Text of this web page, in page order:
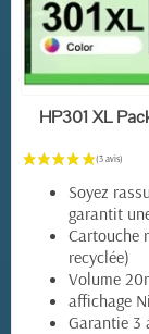
HP301 XL
Soyez
garantit
Cartouche
recyclée)
Volume
affichage
Garantie 3